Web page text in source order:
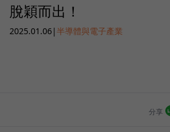
脫穎而出！
2025.01.06|半導體與電子產業
分享